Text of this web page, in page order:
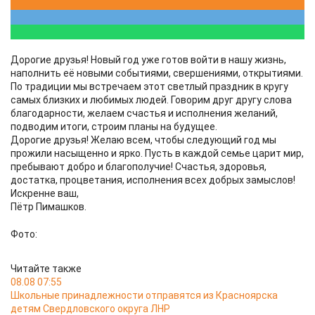
Дорогие друзья! Новый год уже готов войти в нашу жизнь,
наполнить её новыми событиями, свершениями, открытиями.
По традиции мы встречаем этот светлый праздник в кругу
самых близких и любимых людей. Говорим друг другу слова
благодарности, желаем счастья и исполнения желаний,
подводим итоги, строим планы на будущее.
Дорогие друзья! Желаю всем, чтобы следующий год мы
прожили насыщенно и ярко. Пусть в каждой семье царит мир,
пребывают добро и благополучие! Счастья, здоровья,
достатка, процветания, исполнения всех добрых замыслов!
Искренне ваш,
Пётр Пимашков.
Фото:
Читайте также
08.08 07:55
Школьные принадлежности отправятся из Красноярска
детям Свердловского округа ЛНР